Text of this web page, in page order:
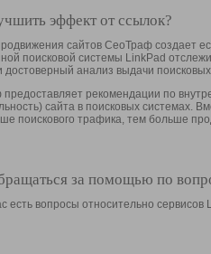
эффект от ссылок?
сайтов СеоТраф создает
поисковой системы LinkPad
достоверный анализ выдачи
рекомендации по
сайта в поисковых системах.
поискового трафика, тем больше
за помощью по
есть вопросы относительно